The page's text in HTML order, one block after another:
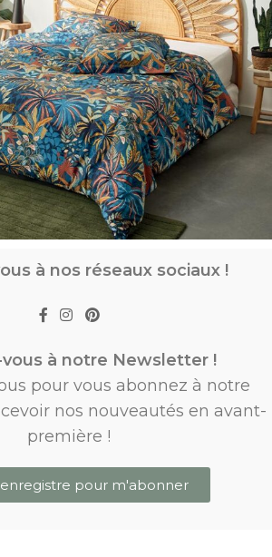
à nos réseaux sociaux !
à notre Newsletter !
pour vous abonnez à notre
nos nouveautés en avant-
première !
pour m'abonner